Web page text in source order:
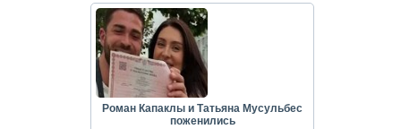
Роман Капаклы и Татьяна Мусульбес
поженились